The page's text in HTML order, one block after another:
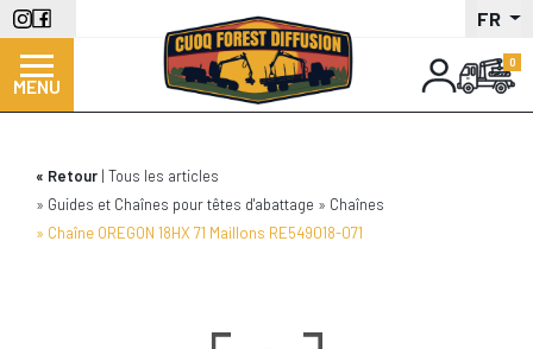
Aller
au
contenu
principal
FR
MENU
Retour Tous les articles
Guides et Chaînes pour têtes d'abattage
Chaînes
Chaîne OREGON 18HX 71 Maillons RE549018-071